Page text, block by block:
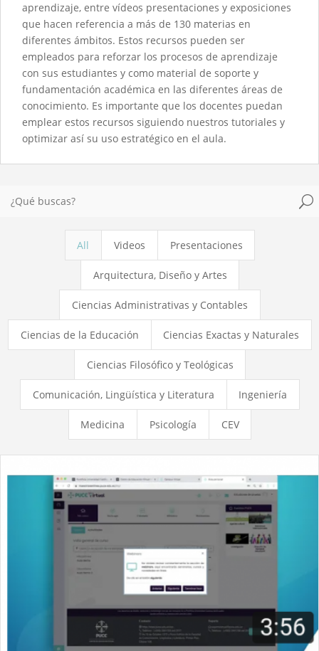
aprendizaje, entre vídeos presentaciones y exposiciones
que hacen referencia a más de 130 materias en
diferentes ámbitos. Estos recursos pueden ser
empleados para reforzar los procesos de aprendizaje
con sus estudiantes y como material de soporte y
fundamentación académica en las diferentes áreas de
conocimiento. Es importante que los docentes puedan
emplear estos recursos siguiendo nuestros tutoriales y
optimizar así su uso estratégico en el aula.
U
All Videos Presentaciones
Arquitectura, Diseño y Artes
Ciencias Administrativas y Contables
Ciencias de la Educación Ciencias Exactas y Naturales
Ciencias Filosófico y Teológicas
Comunicación, Lingüística y Literatura Ingeniería
Medicina Psicología CEV